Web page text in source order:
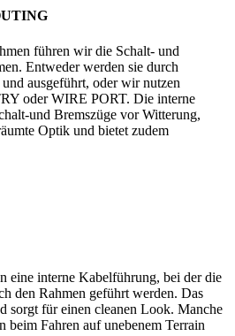
führen wir die Schalt- und
Entweder werden sie durch
ausgeführt, oder wir nutzen
oder WIRE PORT. Die interne
und Bremszüge vor Witterung,
Optik und bietet zudem
eine interne Kabelführung, bei der die
den Rahmen geführt werden. Das
sorgt für einen cleanen Look. Manche
beim Fahren auf unebenem Terrain